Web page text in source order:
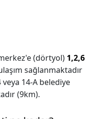
(dörtyol) 1,2,6
sağlanmaktadır
14-A belediye
(9km).